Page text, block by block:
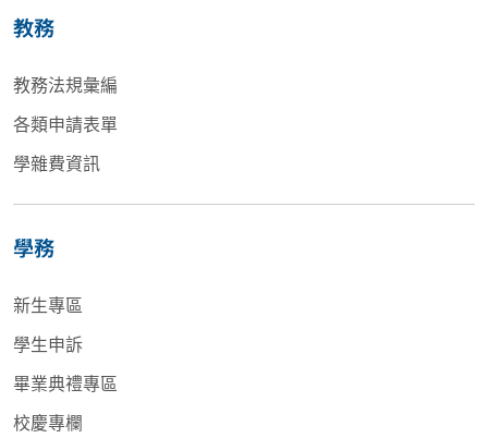
教務
教務法規彙編
各類申請表單
學雜費資訊
學務
新生專區
學生申訴
畢業典禮專區
校慶專欄